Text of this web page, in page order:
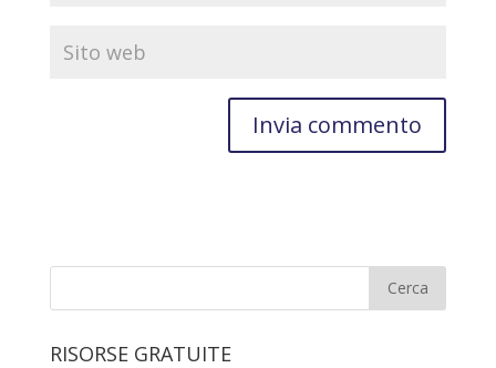
RISORSE GRATUITE